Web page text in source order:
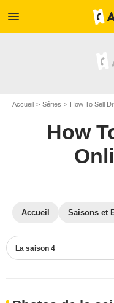
menu
Accueil Séries How To Sell
How
Accueil Saisons et
La saison 4